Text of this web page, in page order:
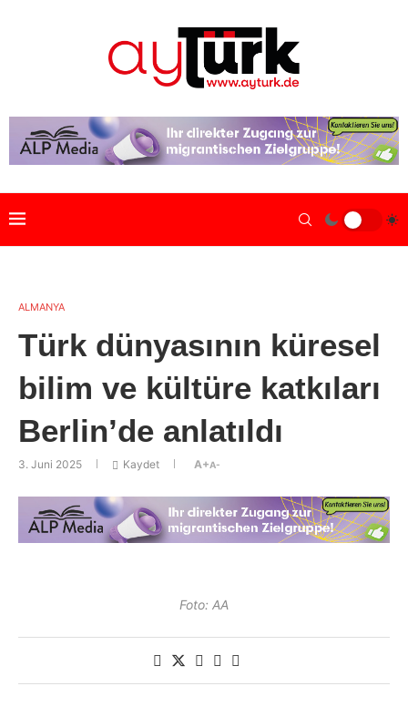
ALMANYA
Türk dünyasının küresel
bilim ve kültüre katkıları
Berlin’de anlatıldı
3. Juni 2025 Kaydet A+A-
Foto: AA